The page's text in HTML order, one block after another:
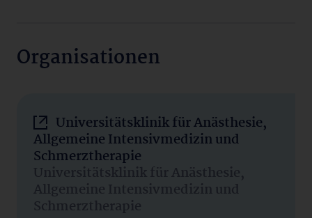
Organisationen
Universitätsklinik für Anästhesie,
Allgemeine Intensivmedizin und
Schmerztherapie
Universitätsklinik für Anästhesie,
Allgemeine Intensivmedizin und
Schmerztherapie